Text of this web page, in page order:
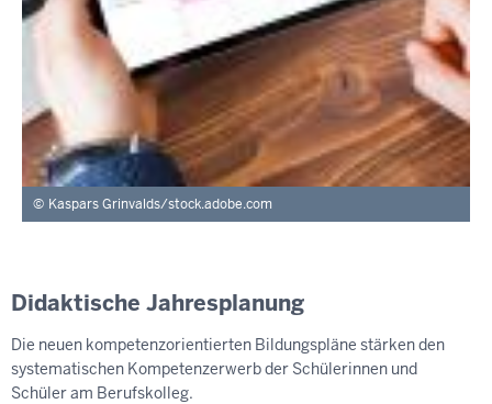
Kaspars Grinvalds/stock.adobe.com
Didaktische Jahresplanung
Die neuen kompetenzorientierten Bildungspläne stärken den
systematischen Kompetenzerwerb der Schülerinnen und
Schüler am Berufskolleg.